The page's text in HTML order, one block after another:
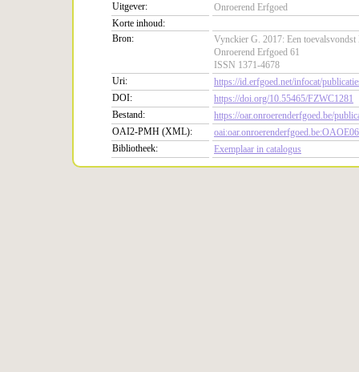
Uitgever:
Onroerend Erfgoed
Korte inhoud:
Bron:
Vynckier G. 2017: Een
Onroerend Erfgoed 61
ISSN 1371-4678
Uri:
https://id.erfgoed.net/infocat/
DOI:
https://doi.org/10.55465/FZWC1281
Bestand:
https://oar.onroerenderfgoed.be/
OAI2-PMH (XML):
Bibliotheek:
Exemplaar in catalogus